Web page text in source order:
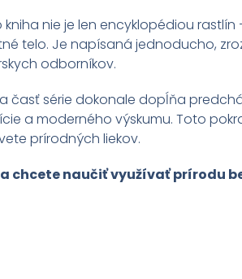
kniha nie je len encyklopédiou
telo. Je napísaná jednoducho,
odborníkov.
časť série dokonale dopĺňa
a moderného výskumu. Toto
prírodných liekov.
chcete naučiť využívať prírodu